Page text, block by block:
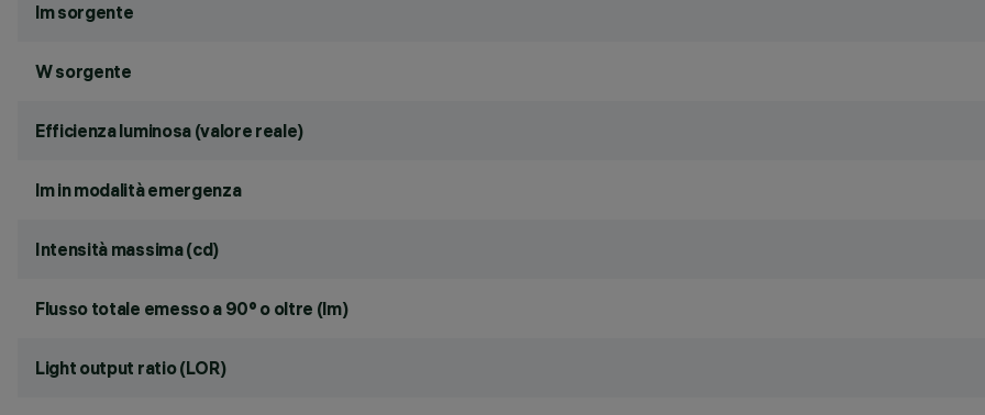
lm sorgente
W sorgente
Efficienza luminosa (valore reale)
lm in modalità emergenza
Intensità massima (cd)
Flusso totale emesso a 90° o oltre (lm)
Light output ratio (LOR)